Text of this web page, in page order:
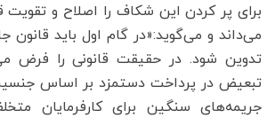
برای پر کردن این شکاف را اصلاح و
می‌داند و می‌گوید:«در گام اول باید قانون
تدوین شود. در حقیقت قانونی را فرض
تبعیض در پرداخت دستمزد بر اساس
جریمه‌های سنگین برای کارفرمایان